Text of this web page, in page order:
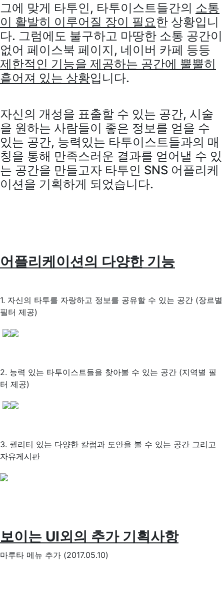
그에 맞게 타투인, 타투이스트들간의 소통
이 활발히 이루어질 장이 필요한 상황입니
다. 그럼에도 불구하고 마땅한 소통 공간이
없어 페이스북 페이지, 네이버 카페 등등
제한적인 기능을 제공하는 공간에 뿔뿔히
흩어져 있는 상황입니다.
자신의 개성을 표출할 수 있는 공간, 시술
을 원하는 사람들이 좋은 정보를 얻을 수
있는 공간, 능력있는 타투이스트들과의 매
칭을 통해 만족스러운 결과를 얻어낼 수 있
는 공간을 만들고자 타투인 SNS 어플리케
이션을 기획하게 되었습니다.
어플리케이션의 다양한 기능
1. 자신의 타투를 자랑하고 정보를 공유할 수 있는 공간 (장르별
필터 제공)
2. 능력 있는 타투이스트들을 찾아볼 수 있는 공간 (지역별 필
터 제공)
3. 퀄리티 있는 다양한 칼럼과 도안을 볼 수 있는 공간 그리고
자유게시판
보이는 UI외의 추가 기획사항
마루타 메뉴 추가 (2017.05.10)